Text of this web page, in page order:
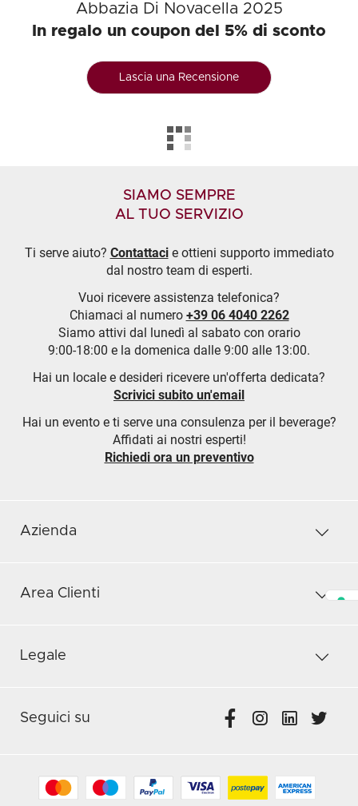
Abbazia Di Novacella 2025
In regalo un coupon del 5% di sconto
Lascia una Recensione
SIAMO SEMPRE
AL TUO SERVIZIO
Ti serve aiuto? Contattacie ottieni supporto immediato
dal nostro team di esperti.
Vuoi ricevere assistenza telefonica?
Chiamaci al numero +39 06 4040 2262
Siamo attivi dal lunedì al sabato con orario
9:00-18:00 e la domenica dalle 9:00 alle 13:00.
Hai un locale e desideri ricevere un'offerta dedicata?
Scrivici subito un'email
Hai un evento e ti serve una consulenza per il beverage?
Affidati ai nostri esperti!
Richiedi ora un preventivo
Azienda
Area Clienti
Legale
Seguici su